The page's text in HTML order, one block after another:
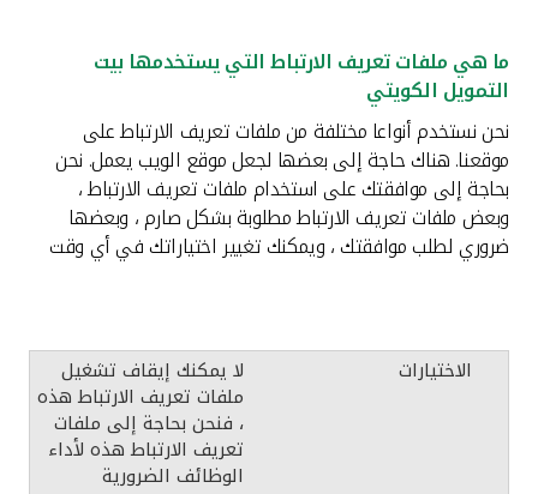
ما هي ملفات تعريف الارتباط التي يستخدمها بيت
التمويل الكويتي
نحن نستخدم أنواعا مختلفة من ملفات تعريف الارتباط على
موقعنا. هناك حاجة إلى بعضها لجعل موقع الويب يعمل. نحن
بحاجة إلى موافقتك على استخدام ملفات تعريف الارتباط ،
وبعض ملفات تعريف الارتباط مطلوبة بشكل صارم ، وبعضها
ضروري لطلب موافقتك ، ويمكنك تغيير اختياراتك في أي وقت
لا يمكنك إيقاف تشغيل
ملفات تعريف الارتباط هذه
، فنحن بحاجة إلى ملفات
تعريف الارتباط هذه لأداء
الوظائف الضرورية